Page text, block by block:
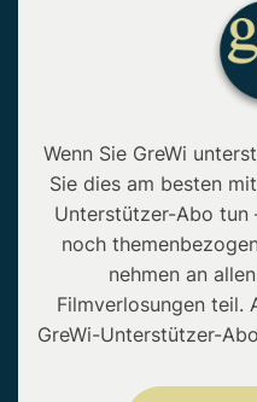
Wenn Sie GreWi
Sie dies am besten
Unterstützer-Abo tun
noch
nehmen an
Filmverlosungen teil.
GreWi-Unterstützer-